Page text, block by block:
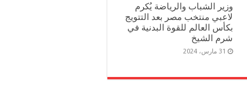
وزير الشباب والرياضة يُكرم
لاعبي منتخب مصر بعد التتويج
بكأس العالم للقوة البدنية في
شرم الشيخ
31 مارس، 2024